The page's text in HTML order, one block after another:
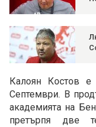
Калоян Костов
Септември. В
академията на
претърпя две